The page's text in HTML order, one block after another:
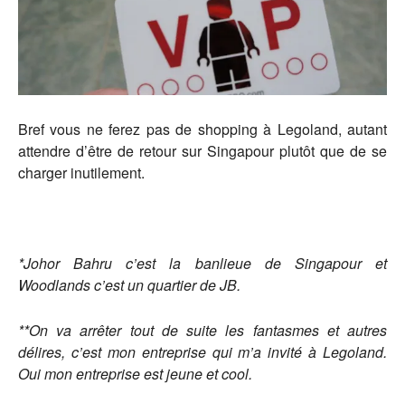
Bref vous ne ferez pas de shopping à Legoland, autant
attendre d’être de retour sur Singapour plutôt que de se
charger inutilement.
*Johor Bahru c’est la banlieue de Singapour et
Woodlands c’est un quartier de JB.
**On va arrêter tout de suite les fantasmes et autres
délires, c’est mon entreprise qui m’a invité à Legoland.
Oui mon entreprise est jeune et cool.